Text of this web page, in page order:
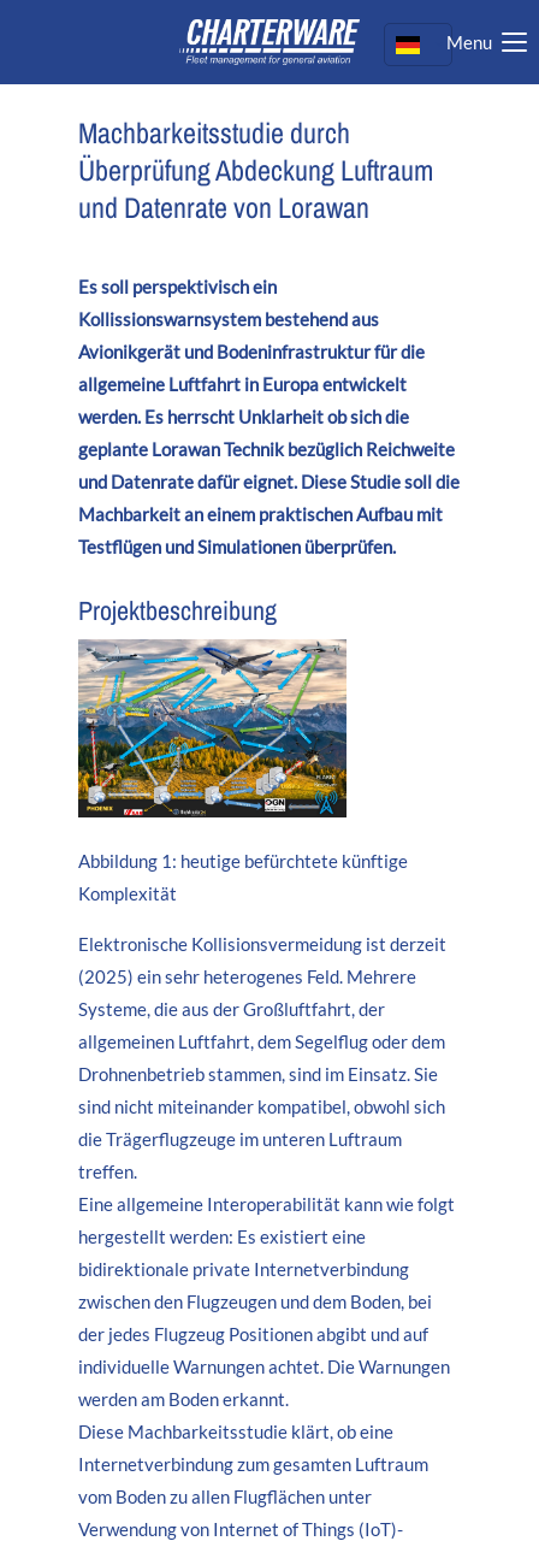
Passwort
Register|Lost your password?
Support
Lorem ipsum dolor sit amet:
24h
We offer support for our customers
Mon - Fri 8:00am - 5:00pm(GMT +1)
Get in touch
Cybersteel Inc.
San Francisco, CA 94102
Have any questions?
+44 1234 567 890
Drop us a line
info@yourdomain.com
About us
Lorem ipsum dolor sit amet, consectetuer adipiscing elit.
Aenean commodo ligula eget dolor. Aenean massa. Cum
montes, nascetur ridiculus mus. Donec quam felis,
ultricies nec.
Menu
Machbarkeitsstudie durch
Überprüfung Abdeckung Luftraum
und Datenrate von Lorawan
Es soll perspektivisch ein
Kollissionswarnsystem bestehend aus
Avionikgerät und Bodeninfrastruktur für die
allgemeine Luftfahrt in Europa entwickelt
werden. Es herrscht Unklarheit ob sich die
geplante Lorawan Technik bezüglich Reichweite
und Datenrate dafür eignet. Diese Studie soll die
Machbarkeit an einem praktischen Aufbau mit
Testflügen und Simulationen überprüfen.
Projektbeschreibung
Abbildung 1: heutige befürchtete künftige
Komplexität
Elektronische Kollisionsvermeidung ist derzeit
(2025) ein sehr heterogenes Feld. Mehrere
Systeme, die aus der Großluftfahrt, der
allgemeinen Luftfahrt, dem Segelflug oder dem
Drohnenbetrieb stammen, sind im Einsatz. Sie
sind nicht miteinander kompatibel, obwohl sich
die Trägerflugzeuge im unteren Luftraum
treffen.
Eine allgemeine Interoperabilität kann wie folgt
hergestellt werden: Es existiert eine
bidirektionale private Internetverbindung
zwischen den Flugzeugen und dem Boden, bei
der jedes Flugzeug Positionen abgibt und auf
individuelle Warnungen achtet. Die Warnungen
werden am Boden erkannt.
Diese Machbarkeitsstudie klärt, ob eine
Internetverbindung zum gesamten Luftraum
vom Boden zu allen Flugflächen unter
Verwendung von Internet of Things (IoT)-